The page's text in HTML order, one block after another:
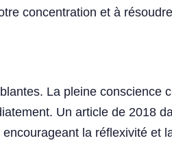
concentration et à
La pleine conscience
Un article de 2018
la réflexivité et